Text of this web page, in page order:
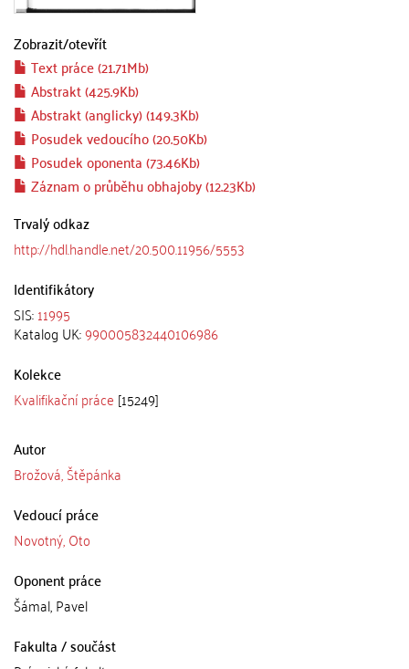
Zobrazit/otevřít
Text práce (21.71Mb)
Abstrakt (425.9Kb)
Abstrakt (anglicky) (149.3Kb)
Posudek vedoucího (20.50Kb)
Posudek oponenta (73.46Kb)
Záznam o průběhu obhajoby (12.23Kb)
Trvalý odkaz
http://hdl.handle.net/20.500.11956/5553
Identifikátory
SIS:11995
Katalog UK:990005832440106986
Kolekce
Kvalifikační práce [15249]
Autor
Brožová, Štěpánka
Vedoucí práce
Novotný, Oto
Oponent práce
Šámal, Pavel
Fakulta / součást